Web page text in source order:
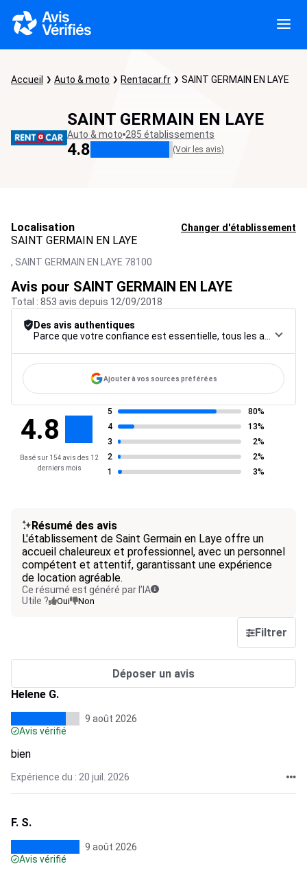
Accueil Auto & moto Rentacar.fr SAINT GERMAIN EN LAYE
SAINT GERMAIN EN LAYE
Auto & moto 285 établissements
4.8 (Voir les avis)
Localisation Changer d'établissement
SAINT GERMAIN EN LAYE
, SAINT GERMAIN EN LAYE 78100
Avis pour SAINT GERMAIN EN LAYE
Total : 853 avis depuis 12/09/2018
Des avis authentiques
Ajouter à vos sources préférées
4.8
Basé sur 154 avis des 12
derniers mois
5
80%
4
13%
3
2%
2
2%
1
3%
Résumé des avis
L'établissement de Saint Germain en Laye offre un
accueil chaleureux et professionnel, avec un personnel
compétent et attentif, garantissant une expérience
de location agréable.
Ce résumé est généré par l’IA
Utile ?
Oui Non
Filtrer
Déposer un avis
Helene G.
9 août 2026
Avis vérifié
bien
Expérience du : 20 juil. 2026
F. S.
9 août 2026
Avis vérifié